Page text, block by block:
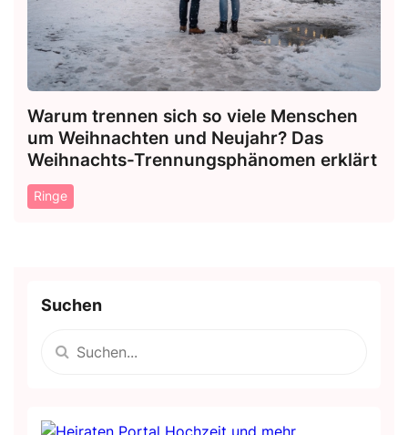
Warum trennen sich so viele Menschen
um Weihnachten und Neujahr? Das
Weihnachts-Trennungsphänomen erklärt
Ringe
Suchen